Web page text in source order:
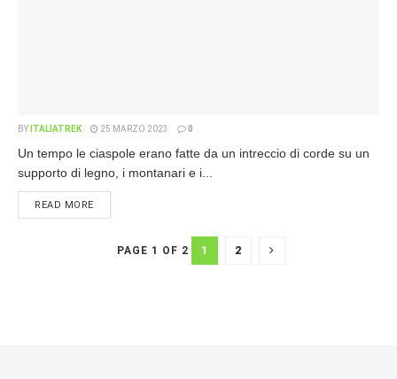
BY ITALIATREK 25 MARZO 2023 0
Un tempo le ciaspole erano fatte da un intreccio di corde su un
supporto di legno, i montanari e i...
READ MORE
PAGE 1 OF 2 1 2